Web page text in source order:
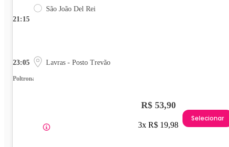
21:15
São João Del Rei
23:05 Lavras - Posto Trevão
Poltrona
R$ 53,90
3x R$ 19,98
Selecionar